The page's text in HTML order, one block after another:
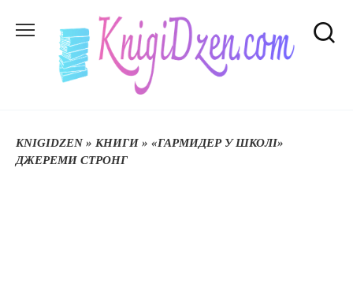
до
KNIGIDZEN» КНИГИ » «ГАРМИДЕР У ШКОЛІ»
ДЖЕРЕМИ СТРОНГ